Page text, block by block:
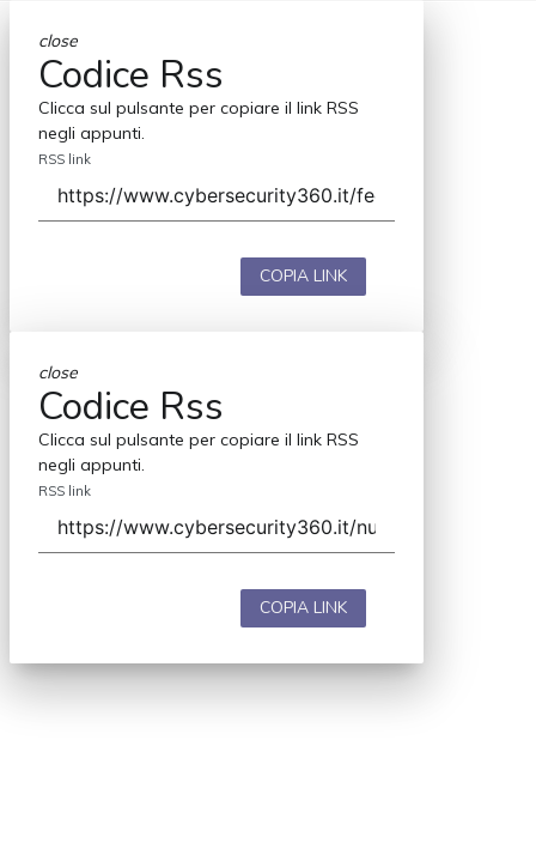
close
Codice Rss
Clicca sul pulsante per copiare il link RSS
negli appunti.
RSS link
COPIA LINK
close
Codice Rss
Clicca sul pulsante per copiare il link RSS
negli appunti.
RSS link
COPIA LINK